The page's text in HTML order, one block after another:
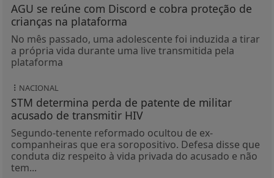
AGU se reúne com Discord e cobra proteção de
crianças na plataforma
No mês passado, uma adolescente foi induzida a tirar
a própria vida durante uma live transmitida pela
plataforma
NACIONAL
STM determina perda de patente de militar
acusado de transmitir HIV
Segundo-tenente reformado ocultou de ex-
companheiras que era soropositivo. Defesa disse que
conduta diz respeito à vida privada do acusado e não
tem...